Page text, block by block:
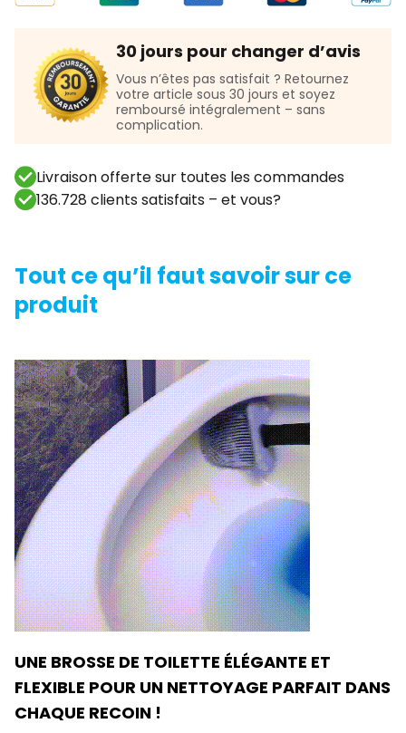
30 jours pour changer d’avis
Vous n’êtes pas satisfait ? Retournez
votre article sous 30 jours et soyez
remboursé intégralement – sans
complication.
Livraison offerte sur toutes les commandes
136.728 clients satisfaits – et vous?
Tout ce qu’il faut savoir sur ce
produit
UNE BROSSE DE TOILETTE ÉLÉGANTE ET
FLEXIBLE POUR UN NETTOYAGE PARFAIT DANS
CHAQUE RECOIN !